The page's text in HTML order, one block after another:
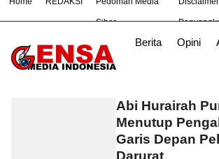
Siber
Berita Opini
# Bekasi Cara Ekonomi
IPDN
Abi Hurairah
Menutup
Garis Depan
Darurat